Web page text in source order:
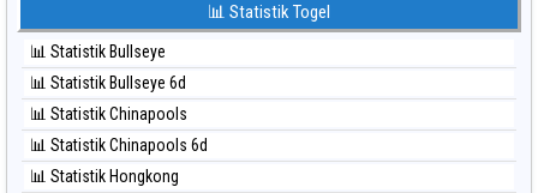
⚽ Bola Merah Taiwan
⚽ Bola Hitam Kuda Lari
⚽ Bola Hitam Magnum Cambodia
⚽ Bola Hitam Nagoya
⚽ Bola Hitam North Carolina Day
⚽ Bola Hitam Pcso
📊 Statistik Togel
📊 Statistik Bullseye
📊 Statistik Bullseye 6d
📊 Statistik Chinapools
📊 Statistik Chinapools 6d
📊 Statistik Hongkong